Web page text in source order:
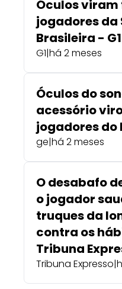
Óculos
jogadores da
Brasileira - G1
G1|há 2 meses
Óculos do
acessório
jogadores do
ge|há 2 meses
O desabafo
o jogador
truques da
contra os
Tribuna
Tribuna Expresso|